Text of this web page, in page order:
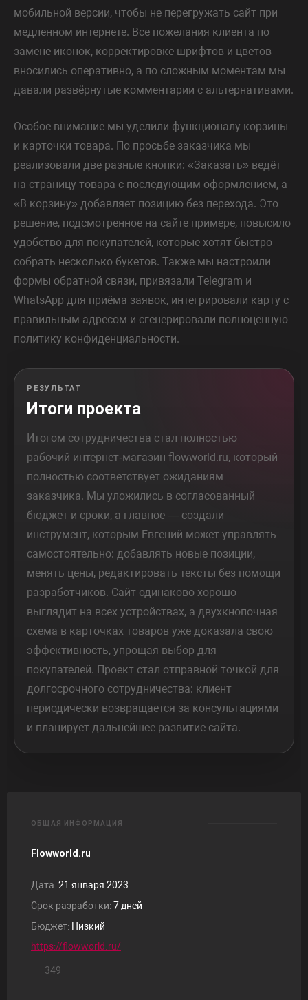
мобильной версии, чтобы не перегружать сайт при
медленном интернете. Все пожелания клиента по
замене иконок, корректировке шрифтов и цветов
вносились оперативно, а по сложным моментам мы
давали развёрнутые комментарии с альтернативами.
Особое внимание мы уделили функционалу корзины
и карточки товара. По просьбе заказчика мы
реализовали две разные кнопки: «Заказать» ведёт
на страницу товара с последующим оформлением, а
«В корзину» добавляет позицию без перехода. Это
решение, подсмотренное на сайте-примере, повысило
удобство для покупателей, которые хотят быстро
собрать несколько букетов. Также мы настроили
формы обратной связи, привязали Telegram и
WhatsApp для приёма заявок, интегрировали карту с
правильным адресом и сгенерировали полноценную
политику конфиденциальности.
РЕЗУЛЬТАТ
Итоги проекта
Итогом сотрудничества стал полностью
рабочий интернет‑магазин flowworld.ru, который
полностью соответствует ожиданиям
заказчика. Мы уложились в согласованный
бюджет и сроки, а главное — создали
инструмент, которым Евгений может управлять
самостоятельно: добавлять новые позиции,
менять цены, редактировать тексты без помощи
разработчиков. Сайт одинаково хорошо
выглядит на всех устройствах, а двухкнопочная
схема в карточках товаров уже доказала свою
эффективность, упрощая выбор для
покупателей. Проект стал отправной точкой для
долгосрочного сотрудничества: клиент
периодически возвращается за консультациями
и планирует дальнейшее развитие сайта.
ОБЩАЯ ИНФОРМАЦИЯ
Flowworld.ru
Дата:21 января 2023
Срок разработки:7 дней
Бюджет: Низкий
https://flowworld.ru/
349